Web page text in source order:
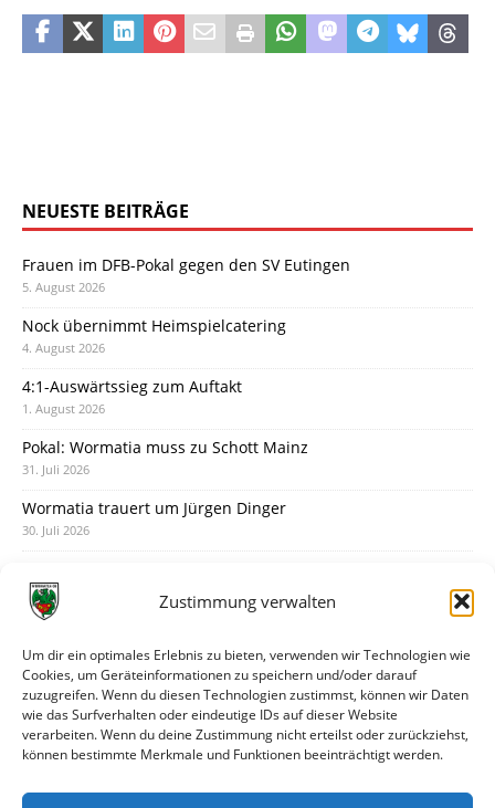
Zustimmung verwalten
Um dir ein optimales Erlebnis zu bieten, verwenden wir Technologien wie
Cookies, um Geräteinformationen zu speichern und/oder darauf
zuzugreifen. Wenn du diesen Technologien zustimmst, können wir Daten
wie das Surfverhalten oder eindeutige IDs auf dieser Website
verarbeiten. Wenn du deine Zustimmung nicht erteilst oder zurückziehst,
können bestimmte Merkmale und Funktionen beeinträchtigt werden.
NEUESTE BEITRÄGE
Frauen im DFB-Pokal gegen den SV Eutingen
5. August 2026
Nock übernimmt Heimspielcatering
4. August 2026
4:1-Auswärtssieg zum Auftakt
1. August 2026
Pokal: Wormatia muss zu Schott Mainz
31. Juli 2026
Wormatia trauert um Jürgen Dinger
30. Juli 2026
28. Juli 2026
28. Juli 2026
Neue Podcast-Folge: So tickt Björn!
27. Juli 2026
Eindrücke vom Stadionfest